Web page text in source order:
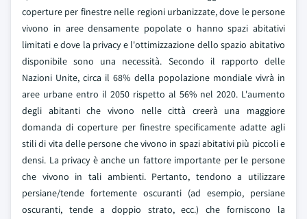
coperture per finestre nelle regioni urbanizzate, dove le persone
vivono in aree densamente popolate o hanno spazi abitativi
limitati e dove la privacy e l'ottimizzazione dello spazio abitativo
disponibile sono una necessità. Secondo il rapporto delle
Nazioni Unite, circa il 68% della popolazione mondiale vivrà in
aree urbane entro il 2050 rispetto al 56% nel 2020. L'aumento
degli abitanti che vivono nelle città creerà una maggiore
domanda di coperture per finestre specificamente adatte agli
stili di vita delle persone che vivono in spazi abitativi più piccoli e
densi. La privacy è anche un fattore importante per le persone
che vivono in tali ambienti. Pertanto, tendono a utilizzare
persiane/tende fortemente oscuranti (ad esempio, persiane
oscuranti, tende a doppio strato, ecc.) che forniscono la